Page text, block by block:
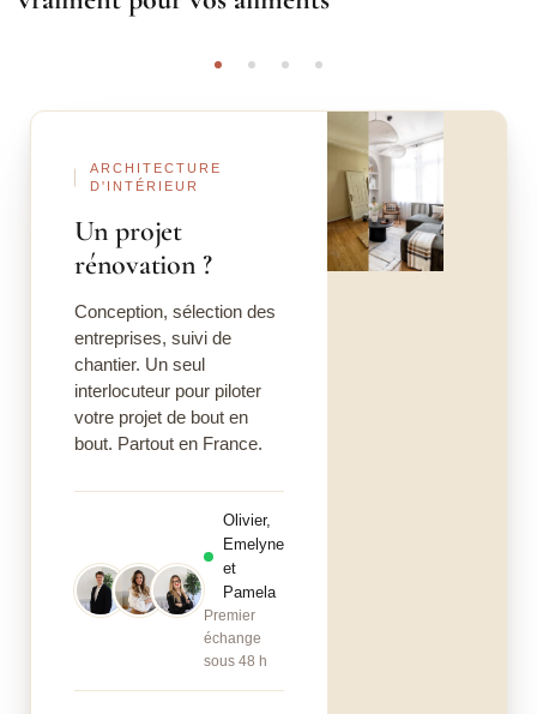
ARCHITECTURE
D'INTÉRIEUR
Un projet
rénovation ?
Conception, sélection des
entreprises, suivi de
chantier. Un seul
interlocuteur pour piloter
votre projet de bout en
bout. Partout en France.
Olivier,
Emelyne
et
Pamela
Premier
échange
sous 48 h
Avant Après